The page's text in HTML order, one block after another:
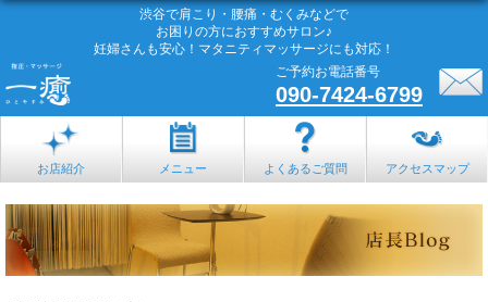
渋谷で肩こり・腰痛・むくみなどで
お困りの方におすすめサロン♪
妊婦さんも安心！マタニティマッサージにも対応！
ご予約お電話番号
090-7424-6799
お店紹介 メニュー よくあるご質問 アクセスマップ